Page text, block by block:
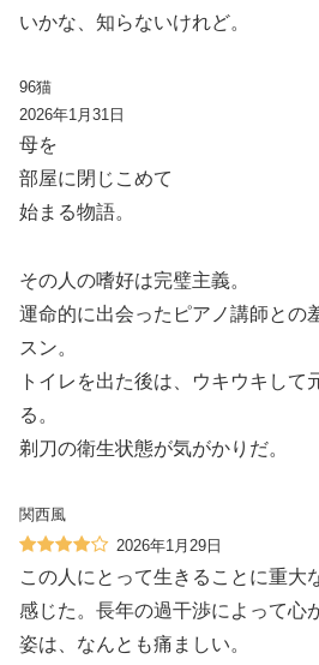
いかな、知らないけれど。
96猫
2026年1月31日
母を
部屋に閉じこめて
始まる物語。
その人の嗜好は完璧主義。
運命的に出会ったピアノ講師との
スン。
トイレを出た後は、ウキウキして
る。
剃刀の衛生状態が気がかりだ。
関西風
2026年1月29日
この人にとって生きることに重大
感じた。長年の過干渉によって心
姿は、なんとも痛ましい。